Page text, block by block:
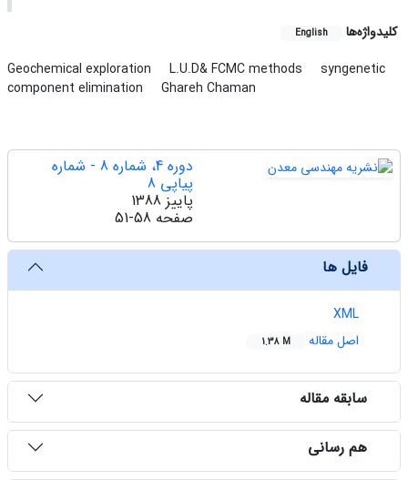
کلیدواژه‌ها English
Geochemical exploration L.U.D& FCMC methods
syngenetic
component elimination
Ghareh Chaman
دوره 4، شماره 8 - شماره
پیاپی 8
پاییز 1388
صفحه 51-58
فایل ها
XML
اصل مقاله
1.38 M
سابقه مقاله
هم رسانی